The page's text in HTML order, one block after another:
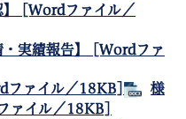
[Wordファイル／
実績報告】 [Wordファ
ファイル／18KB]
様
ァイル／18KB]